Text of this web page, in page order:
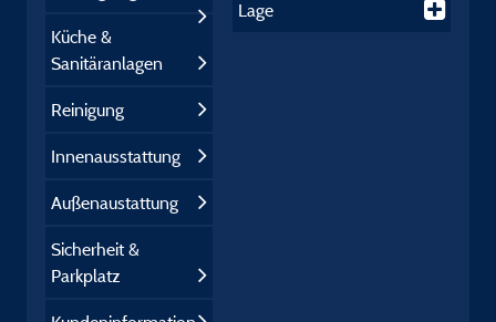
Küche &
Sanitäranlagen
Reinigung
Innenausstattung
Außenaustattung
Sicherheit &
Parkplatz
Lage